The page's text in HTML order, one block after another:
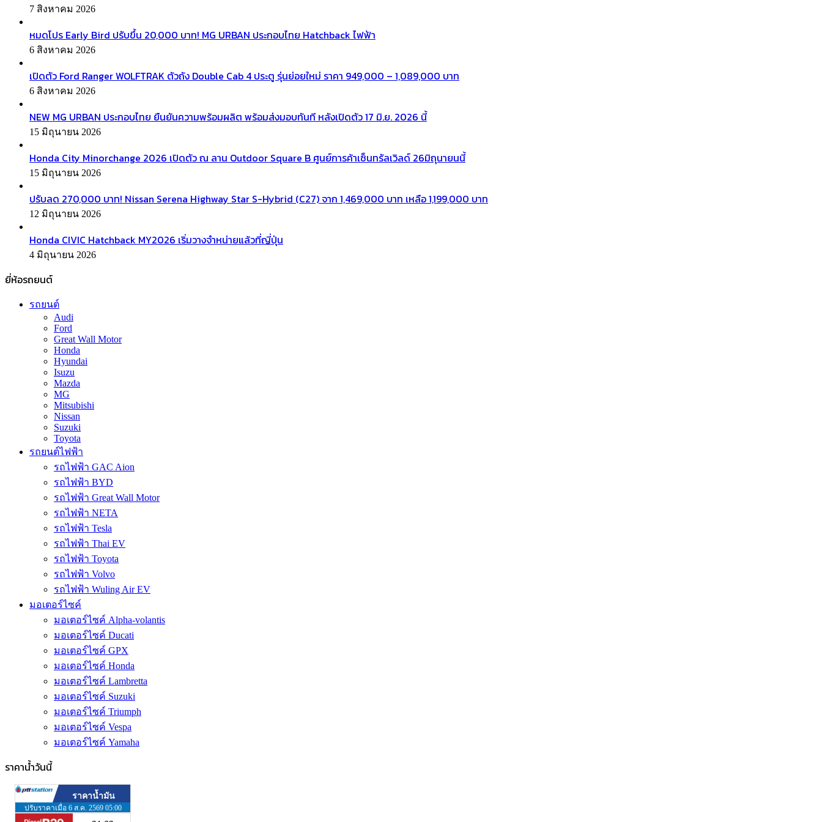
7 สิงหาคม 2026
หมดโปร Early Bird ปรับขึ้น 20,000 บาท! MG URBAN ประกอบไทย Hatchback ไฟฟ้า
6 สิงหาคม 2026
เปิดตัว Ford Ranger WOLFTRAK ตัวถัง Double Cab 4 ประตู รุ่นย่อยใหม่ ราคา 949,000 – 1,089,000 บาท
6 สิงหาคม 2026
NEW MG URBAN ประกอบไทย ยืนยันความพร้อมผลิต พร้อมส่งมอบทันที หลังเปิดตัว 17 มิ.ย. 2026 นี้
15 มิถุนายน 2026
Honda City Minorchange 2026 เปิดตัว ณ ลาน Outdoor Square B ศูนย์การค้าเซ็นทรัลเวิลด์ 26มิถุนายนนี้
15 มิถุนายน 2026
ปรับลด 270,000 บาท! Nissan Serena Highway Star S-Hybrid (C27) จาก 1,469,000 บาท เหลือ 1,199,000 บาท
12 มิถุนายน 2026
Honda CIVIC Hatchback MY2026 เริ่มวางจำหน่ายแล้วที่ญี่ปุ่น
4 มิถุนายน 2026
ยี่ห้อรถยนต์
รถยนต์
Audi
Ford
Great Wall Motor
Honda
Hyundai
Isuzu
Mazda
MG
Mitsubishi
Nissan
Suzuki
Toyota
รถยนต์ไฟฟ้า
รถไฟฟ้า GAC Aion
รถไฟฟ้า BYD
รถไฟฟ้า Great Wall Motor
รถไฟฟ้า NETA
รถไฟฟ้า Tesla
รถไฟฟ้า Thai EV
รถไฟฟ้า Toyota
รถไฟฟ้า Volvo
รถไฟฟ้า Wuling Air EV
มอเตอร์ไซค์
มอเตอร์ไซค์ Alpha-volantis
มอเตอร์ไซค์ Ducati
มอเตอร์ไซค์ GPX
มอเตอร์ไซค์ Honda
มอเตอร์ไซค์ Lambretta
มอเตอร์ไซค์ Suzuki
มอเตอร์ไซค์ Triumph
มอเตอร์ไซค์ Vespa
มอเตอร์ไซค์ Yamaha
ราคาน้ำวันนี้